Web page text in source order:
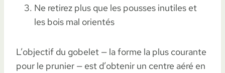
Ne retirez plus que les pousses inutiles et
les bois mal orientés
L’objectif du gobelet — la forme la plus courante
pour le prunier — est d’obtenir un centre aéré en